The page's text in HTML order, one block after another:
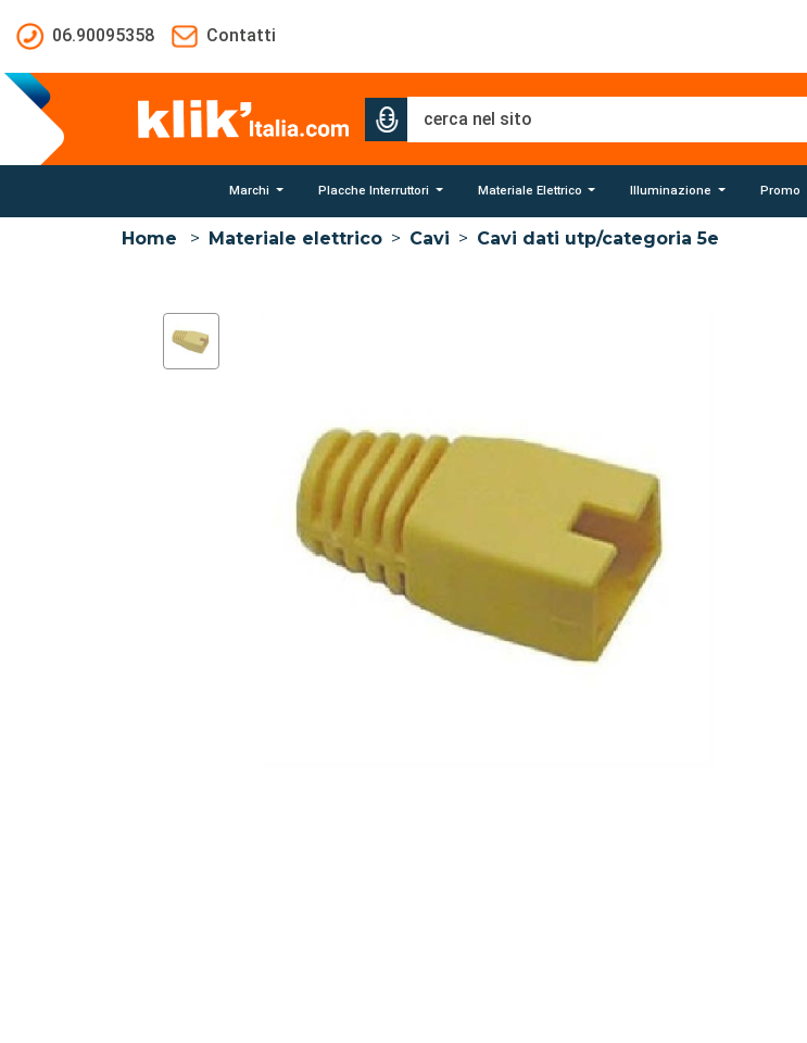
06.90095358
Contatti
Marchi Placche Interruttori Materiale Elettrico Illuminazione Promo
Home > Materiale elettrico > Cavi > Cavi dati utp/categoria 5e